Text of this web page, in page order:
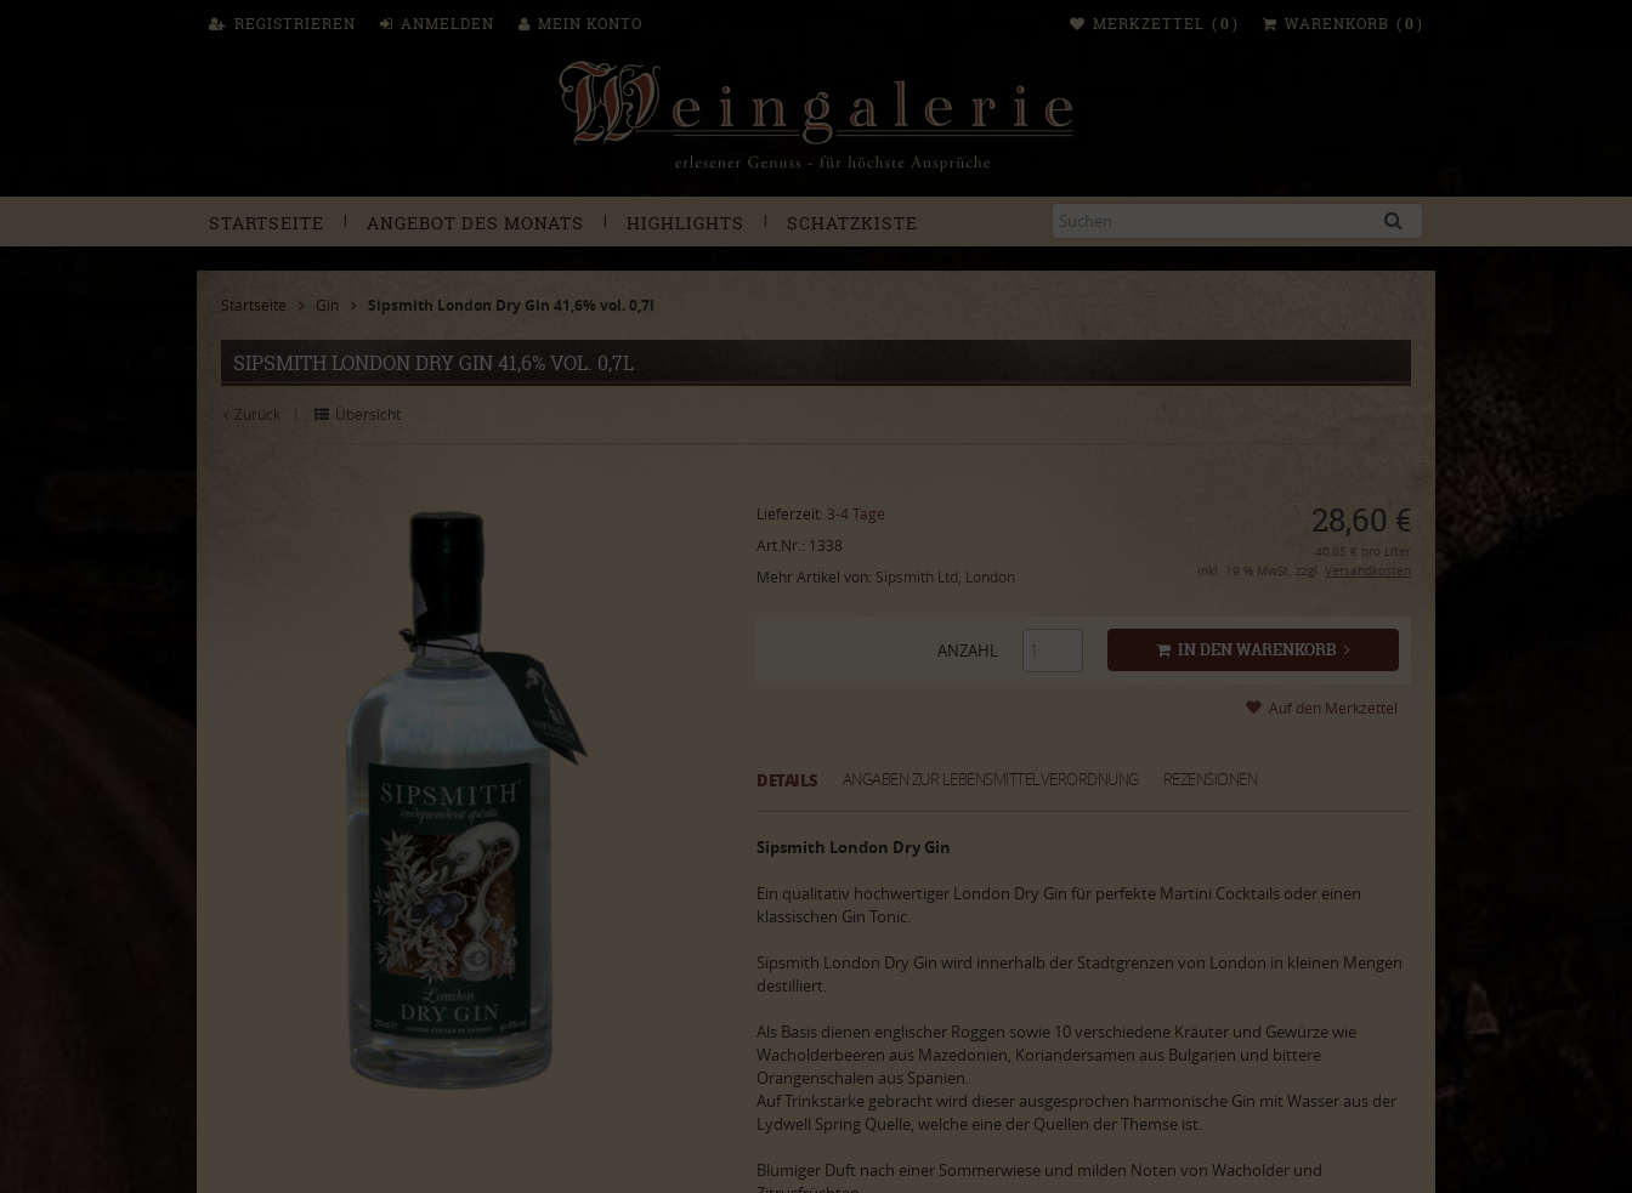
REGISTRIEREN ANMELDEN MEIN KONTO WARENKORB (0 )
MERKZETTEL (0 )
STARTSEITE | ANGEBOT DES MONATS | HIGHLIGHTS | SCHATZKISTE
Startseite Gin Sipsmith London Dry Gin 41,6% vol. 0,7l
SIPSMITH LONDON DRY GIN 41,6% VOL. 0,7L
Zurück | Übersicht
Lieferzeit: 3-4 Tage
Art.Nr.: 1338
Mehr Artikel von: Sipsmith Ltd, London
28,60 €
40,85 € pro Liter
inkl. 19 % MwSt. zzgl. Versandkosten
IN DEN WARENKORB
ANZAHL
DETAILS ANGABEN ZUR LEBENSMITTELVERORDNUNG REZENSIONEN
Sipsmith London Dry Gin
Ein qualitativ hochwertiger London Dry Gin für perfekte Martini Cocktails oder einen
klassischen Gin Tonic.
Sipsmith London Dry Gin wird innerhalb der Stadtgrenzen von London in kleinen Mengen
destilliert.
Als Basis dienen englischer Roggen sowie 10 verschiedene Kräuter und Gewürze wie
Wacholderbeeren aus Mazedonien, Koriandersamen aus Bulgarien und bittere
Orangenschalen aus Spanien.
Auf Trinkstärke gebracht wird dieser ausgesprochen harmonische Gin mit Wasser aus der
Lydwell Spring Quelle, welche eine der Quellen der Themse ist.
Blumiger Duft nach einer Sommerwiese und milden Noten von Wacholder und